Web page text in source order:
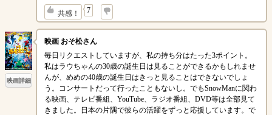
共感！ 7
↓
映画詳細
映画 おそ松さん
毎日リクエストしていますが、私の持ち分はたった3ポイント。
私はラウちゃんの30歳の誕生日は見ることができるかもしれませ
んが、めめの40歳の誕生日はきっと見ることはできないでしょ
う。コンサートだって行ったこともないし。でもSnowManに関わ
る映画、テレビ番組、YouTube、ラジオ番組、DVD等は全部見て
きました。日本の片隅で彼らの活躍をずっと応援しています。で